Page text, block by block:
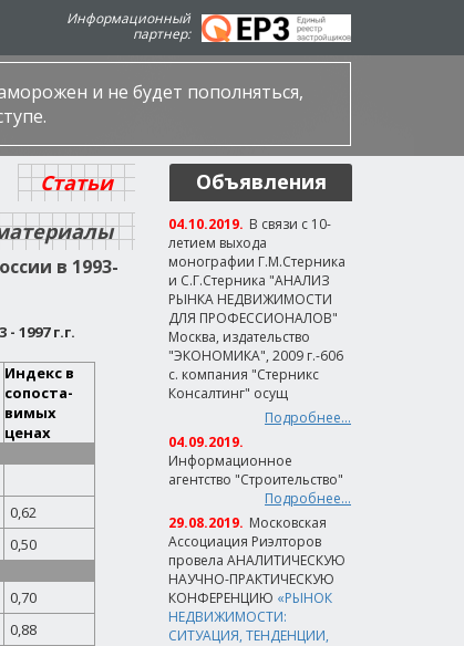
Информационный
партнер:
и не будет пополняться,
Статьи
в 1993-
г.г.
Индекс в
сопоста-
вимых
ценах
0,62
0,50
0,70
0,88
Объявления
04.10.2019. В связи с 10-
летием выхода
монографии Г.М.Стерника
и С.Г.Стерника "АНАЛИЗ
РЫНКА НЕДВИЖИМОСТИ
ДЛЯ ПРОФЕССИОНАЛОВ"
Москва, издательство
"ЭКОНОМИКА", 2009 г.-606
с. компания "Стерникс
Консалтинг" осущ
Подробнее...
04.09.2019.
Информационное
агентство "Строительство"
Подробнее...
29.08.2019. Московская
Ассоциация Риэлторов
провела АНАЛИТИЧЕСКУЮ
НАУЧНО-ПРАКТИЧЕСКУЮ
КОНФЕРЕНЦИЮ «РЫНОК
НЕДВИЖИМОСТИ:
СИТУАЦИЯ, ТЕНДЕНЦИИ,